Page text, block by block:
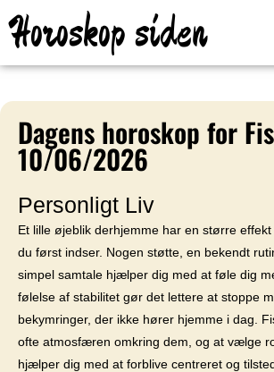
Horoskop siden
Dagens horoskop for
10/06/2026
Personligt Liv
Et lille øjeblik derhjemme har en større
du først indser. Nogen støtte, en bekendt
simpel samtale hjælper dig med at føle dig
følelse af stabilitet gør det lettere at stoppe
bekymringer, der ikke hører hjemme i dag.
ofte atmosfæren omkring dem, og at vælge
hjælper dig med at forblive centreret og